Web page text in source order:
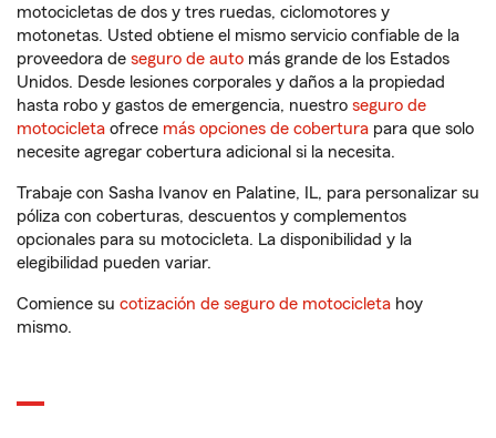
motocicletas de dos y tres ruedas, ciclomotores y
motonetas. Usted obtiene el mismo servicio confiable de la
proveedora de seguro de auto más grande de los Estados
Unidos. Desde lesiones corporales y daños a la propiedad
hasta robo y gastos de emergencia, nuestro seguro de
motocicleta ofrece más opciones de cobertura para que solo
necesite agregar cobertura adicional si la necesita.
Trabaje con Sasha Ivanov en Palatine, IL, para personalizar su
póliza con coberturas, descuentos y complementos
opcionales para su motocicleta. La disponibilidad y la
elegibilidad pueden variar.
Comience su cotización de seguro de motocicleta hoy
mismo.